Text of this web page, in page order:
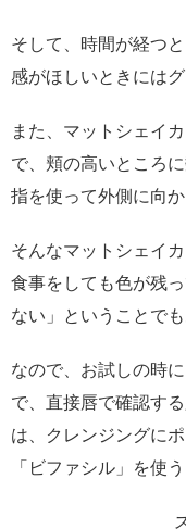
そして、時間が経つ
感がほしいときには
また、マットシェイ
で、頬の高いところ
指を使って外側に向
そんなマットシェイ
食事をしても色が残
ない」ということでも
なので、お試しの時
で、直接唇で確認す
は、クレンジングに
「ビファシル」を使